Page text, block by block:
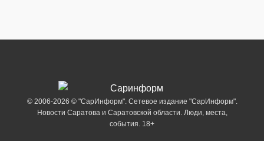
© 2006-2026 © "СарИнформ". Сетевое издание "СарИнформ".
Новости Саратова и Саратовской области. Люди, места,
события. 18+